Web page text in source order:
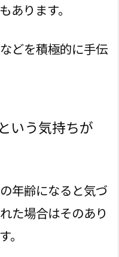
あります。
どを積極的に手伝
いう気持ちが
年齢になると気づ
た場合はそのあり